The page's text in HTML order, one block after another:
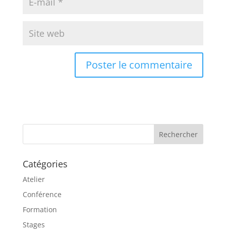
n
t
i
e
:
Catégories
Atelier
Conférence
Formation
Stages